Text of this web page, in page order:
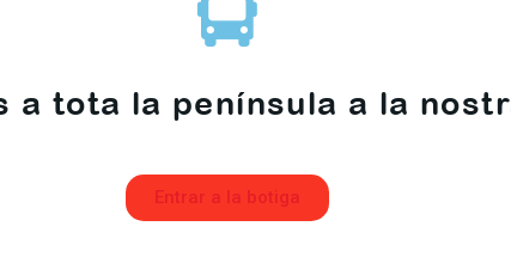
a tota la península a la
Entrar a la botiga